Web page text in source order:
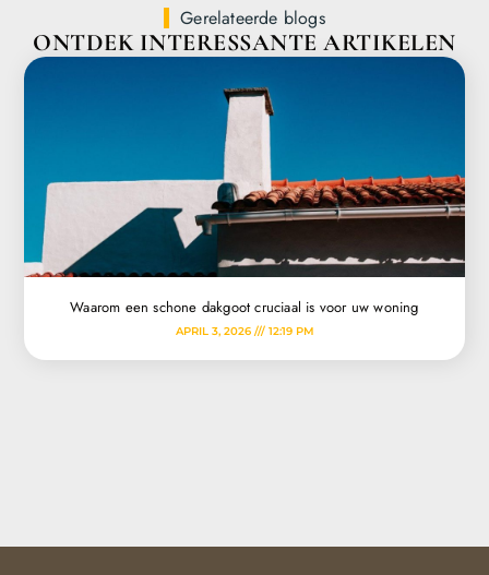
Gerelateerde blogs
ONTDEK INTERESSANTE ARTIKELEN
Waarom een schone dakgoot cruciaal is voor uw woning
APRIL 3, 2026 12:19 PM